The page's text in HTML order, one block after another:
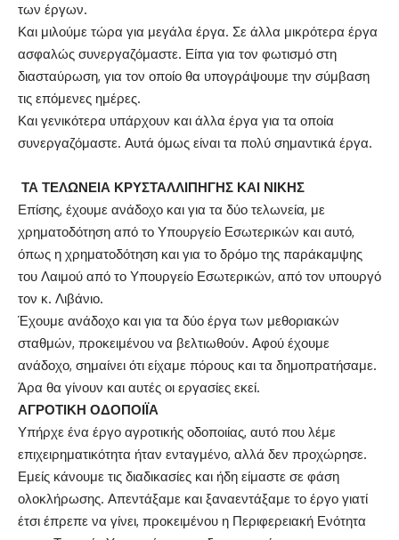
των έργων.
Και μιλούμε τώρα για μεγάλα έργα. Σε άλλα μικρότερα έργα
ασφαλώς συνεργαζόμαστε. Είπα για τον φωτισμό στη
διασταύρωση, για τον οποίο θα υπογράψουμε την σύμβαση
τις επόμενες ημέρες.
Και γενικότερα υπάρχουν και άλλα έργα για τα οποία
συνεργαζόμαστε. Αυτά όμως είναι τα πολύ σημαντικά έργα.
ΤΑ ΤΕΛΩΝΕΙΑ ΚΡΥΣΤΑΛΛΙΠΗΓΗΣ ΚΑΙ ΝΙΚΗΣ
Επίσης, έχουμε ανάδοχο και για τα δύο τελωνεία, με
χρηματοδότηση από το Υπουργείο Εσωτερικών και αυτό,
όπως η χρηματοδότηση και για το δρόμο της παράκαμψης
του Λαιμού από το Υπουργείο Εσωτερικών, από τον υπουργό
τον κ. Λιβάνιο.
Έχουμε ανάδοχο και για τα δύο έργα των μεθοριακών
σταθμών, προκειμένου να βελτιωθούν. Αφού έχουμε
ανάδοχο, σημαίνει ότι είχαμε πόρους και τα δημοπρατήσαμε.
Άρα θα γίνουν και αυτές οι εργασίες εκεί.
ΑΓΡΟΤΙΚΗ ΟΔΟΠΟΙΪΑ
Υπήρχε ένα έργο αγροτικής οδοποιίας, αυτό που λέμε
επιχειρηματικότητα ήταν ενταγμένο, αλλά δεν προχώρησε.
Εμείς κάνουμε τις διαδικασίες και ήδη είμαστε σε φάση
ολοκλήρωσης. Απεντάξαμε και ξαναεντάξαμε το έργο γιατί
έτσι έπρεπε να γίνει, προκειμένου η Περιφερειακή Ενότητα